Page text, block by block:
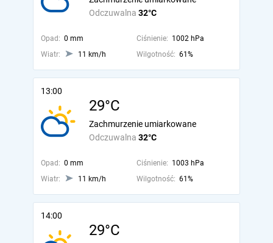
Odczuwalna 32°C
Opad: 0 mm Ciśnienie: 1002 hPa
Wiatr:
11 km/h Wilgotność: 61%
13:00
29°C
Odczuwalna 32°C
Zachmurzenie umiarkowane
Opad: 0 mm Ciśnienie: 1003 hPa
Wiatr:
11 km/h Wilgotność: 61%
14:00
29°C